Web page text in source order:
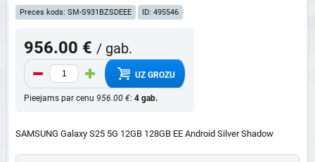
Preces kods: SM-S931BZSDEEE ID: 495546
956.00 € / gab.
UZ GROZU
Pieejams par cenu 956.00 €: 4 gab.
SAMSUNG Galaxy S25 5G 12GB 128GB EE Android Silver Shadow